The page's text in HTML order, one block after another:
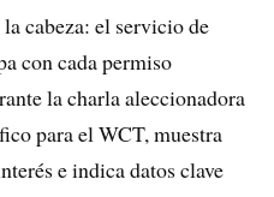
cabeza: el servicio de
con cada permiso
la charla aleccionadora
para el WCT, muestra
e indica datos clave